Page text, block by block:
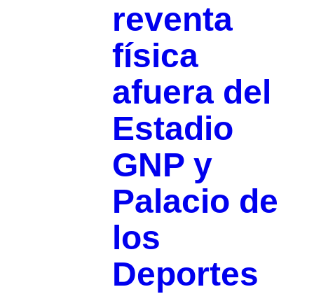
reventa
física
afuera del
Estadio
GNP y
Palacio de
los
Deportes